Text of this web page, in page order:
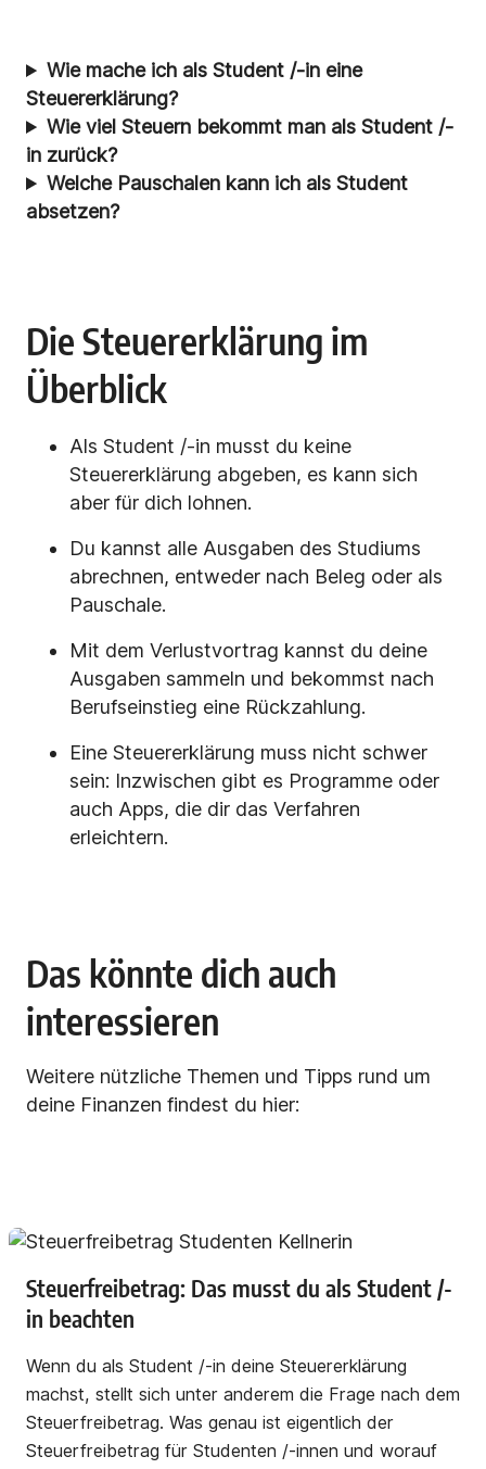
Wie mache ich als Student /-in eine
Steuererklärung?
Wie viel Steuern bekommt man als Student /-
in zurück?
Welche Pauschalen kann ich als Student
absetzen?
Die Steuererklärung im
Überblick
Als Student /-in musst du keine
Steuererklärung abgeben, es kann sich
aber für dich lohnen.
Du kannst alle Ausgaben des Studiums
abrechnen, entweder nach Beleg oder als
Pauschale.
Mit dem Verlustvortrag kannst du deine
Ausgaben sammeln und bekommst nach
Berufseinstieg eine Rückzahlung.
Eine Steuererklärung muss nicht schwer
sein: Inzwischen gibt es Programme oder
auch Apps, die dir das Verfahren
erleichtern.
Das könnte dich auch
interessieren
Weitere nützliche Themen und Tipps rund um
deine Finanzen findest du hier:
Steuerfreibetrag: Das musst du als Student /-
in beachten
Wenn du als Student /-in deine Steuererklärung
machst, stellt sich unter anderem die Frage nach dem
Steuerfreibetrag. Was genau ist eigentlich der
Steuerfreibetrag für Studenten /-innen und worauf